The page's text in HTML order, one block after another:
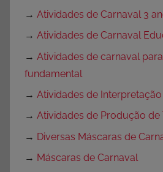
→ Atividades de Carnaval 3
→ Atividades de Carnaval
→ Atividades de carnaval
fundamental
→ Atividades de
→ Atividades de Produção de
→ Diversas Máscaras de
→ Máscaras de Carnaval